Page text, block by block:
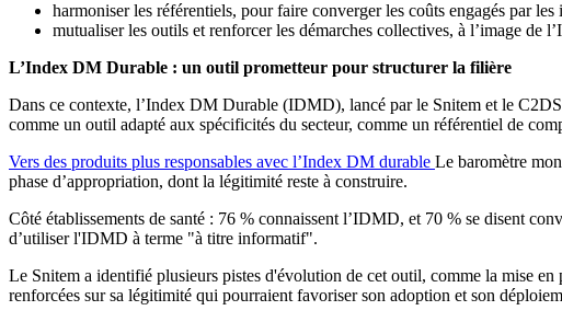
harmoniser les référentiels, pour faire converger les coûts engagés par
mutualiser les outils et renforcer les démarches collectives, à l’image de
L’Index DM Durable : un outil prometteur pour structurer la filière
Dans ce contexte, l’Index DM Durable (IDMD), lancé par le Snitem et le
comme un outil adapté aux spécificités du secteur, comme un référentiel de
Vers des produits plus responsables avec l’Index DM durable Le baromètre
phase d’appropriation, dont la légitimité reste à construire.
Côté établissements de santé : 76 % connaissent l’IDMD, et 70 % se disent
d’utiliser l'IDMD à terme "à titre informatif".
Le Snitem a identifié plusieurs pistes d'évolution de cet outil, comme la mise
renforcées sur sa légitimité qui pourraient favoriser son adoption et son